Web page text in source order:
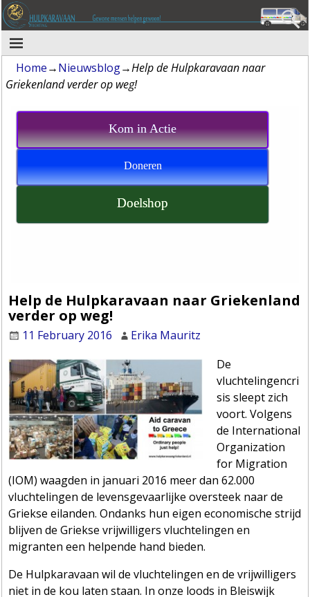
Home→Nieuwsblog→Help de Hulpkaravaan naar
Griekenland verder op weg!
Kom in Actie
Doneren
Doelshop
Help de Hulpkaravaan naar Griekenland
verder op weg!
11 February 2016
Erika Mauritz
De
vluchtelingencri
sis sleept zich
voort. Volgens
de International
Organization
for Migration
(IOM) waagden in januari 2016 meer dan 62.000
vluchtelingen de levensgevaarlijke oversteek naar de
Griekse eilanden. Ondanks hun eigen economische strijd
blijven de Griekse vrijwilligers vluchtelingen en
migranten een helpende hand bieden.
De Hulpkaravaan wil de vluchtelingen en de vrijwilligers
niet in de kou laten staan. In onze loods in Bleiswijk